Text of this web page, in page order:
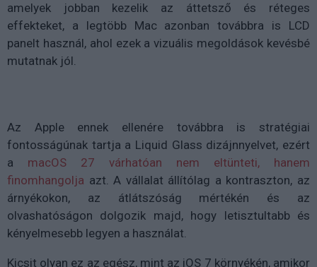
amelyek jobban kezelik az áttetsző és réteges
effekteket, a legtöbb Mac azonban továbbra is LCD
panelt használ, ahol ezek a vizuális megoldások kevésbé
mutatnak jól.
Az Apple ennek ellenére továbbra is stratégiai
fontosságúnak tartja a Liquid Glass dizájnnyelvet, ezért
a macOS 27 várhatóan nem eltünteti, hanem
finomhangolja azt. A vállalat állítólag a kontraszton, az
árnyékokon, az átlátszóság mértékén és az
olvashatóságon dolgozik majd, hogy letisztultabb és
kényelmesebb legyen a használat.
Kicsit olyan ez az egész, mint az iOS 7 környékén, amikor